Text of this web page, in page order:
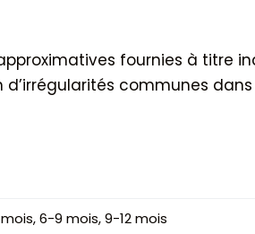
fournies à titre
communes
6-9 mois, 9-12 mois